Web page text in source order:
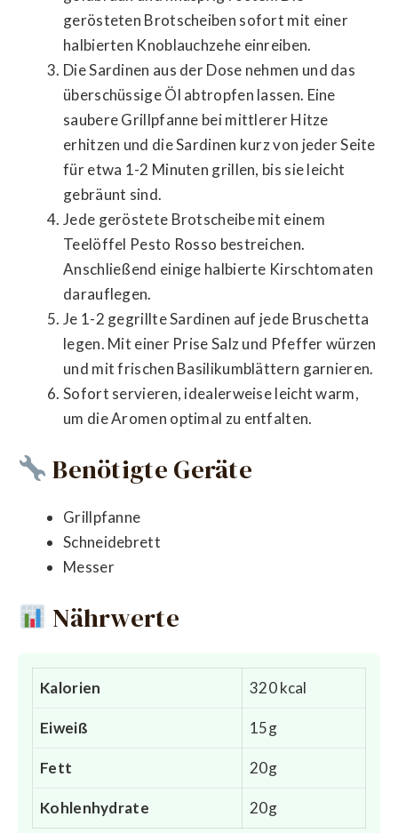
gerösteten Brotscheiben sofort mit einer
halbierten Knoblauchzehe einreiben.
Die Sardinen aus der Dose nehmen und das
überschüssige Öl abtropfen lassen. Eine
saubere Grillpfanne bei mittlerer Hitze
erhitzen und die Sardinen kurz von jeder Seite
für etwa 1-2 Minuten grillen, bis sie leicht
gebräunt sind.
Jede geröstete Brotscheibe mit einem
Teelöffel Pesto Rosso bestreichen.
Anschließend einige halbierte Kirschtomaten
darauflegen.
Je 1-2 gegrillte Sardinen auf jede Bruschetta
legen. Mit einer Prise Salz und Pfeffer würzen
und mit frischen Basilikumblättern garnieren.
Sofort servieren, idealerweise leicht warm,
um die Aromen optimal zu entfalten.
Benötigte Geräte
Grillpfanne
Schneidebrett
Messer
Nährwerte
Kalorien 320 kcal
Eiweiß 15g
Fett 20g
Kohlenhydrate 20g